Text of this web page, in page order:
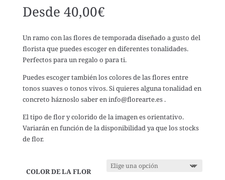
Desde 40,00€
Un ramo con las flores de temporada diseñado a gusto del
florista que puedes escoger en diferentes tonalidades.
Perfectos para un regalo o para ti.
Puedes escoger también los colores de las flores entre
tonos suaves o tonos vivos. Si quieres alguna tonalidad en
concreto háznoslo saber en info@florearte.es .
El tipo de flor y colorido de la imagen es orientativo.
Variarán en función de la disponibilidad ya que los stocks
de flor.
COLOR DE LA FLOR